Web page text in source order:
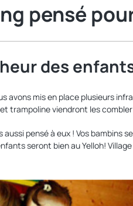
pensé
des
avons mis en place plusieurs
trampoline viendront les
pensé à eux ! Vos bambins
seront bien au Yelloh!